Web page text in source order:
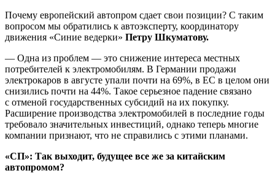
Почему европейский автопром сдает свои позиции? С таким
вопросом мы обратились к автоэксперту, координатору
движения «Синие ведерки» Петру Шкуматову.
— Одна из проблем — это снижение интереса местных
потребителей к электромобилям. В Германии продажи
электрокаров в августе упали почти на 69%, в ЕС в целом они
снизились почти на 44%. Такое серьезное падение связано
с отменой государственных субсидий на их покупку.
Расширение производства электромобилей в последние годы
требовало значительных инвестиций, однако теперь многие
компании признают, что не справились с этими планами.
«СП»: Так выходит, будущее все же за китайским
автопромом?